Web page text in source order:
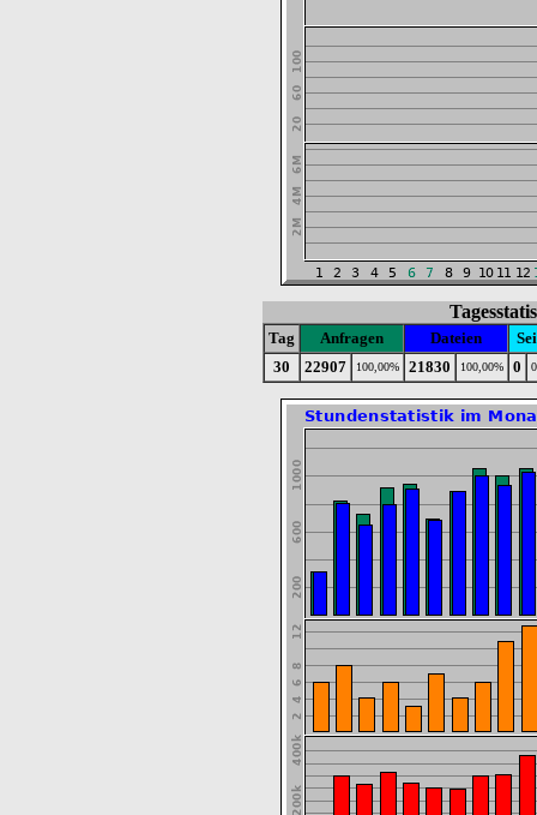
Tag Anfragen Dateien
30
22907 100,00% 21830 100,00% 0